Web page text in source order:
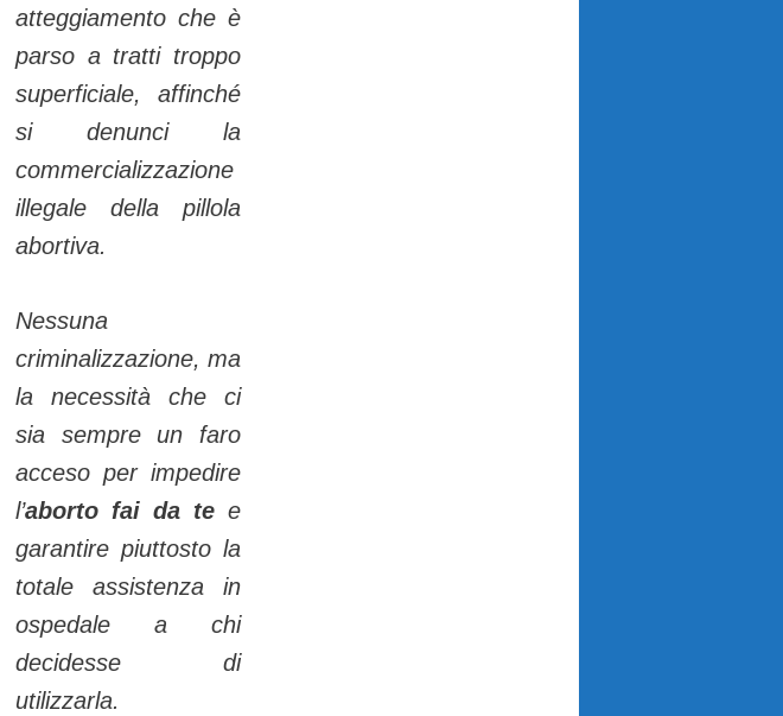
atteggiamento che è
parso a tratti troppo
superficiale, affinché
si denunci la
commercializzazione
illegale della pillola
abortiva.
Nessuna
criminalizzazione, ma
la necessità che ci
sia sempre un faro
acceso per impedire
l’aborto fai da tee
garantire piuttosto la
totale assistenza in
ospedale a chi
decidesse di
utilizzarla.